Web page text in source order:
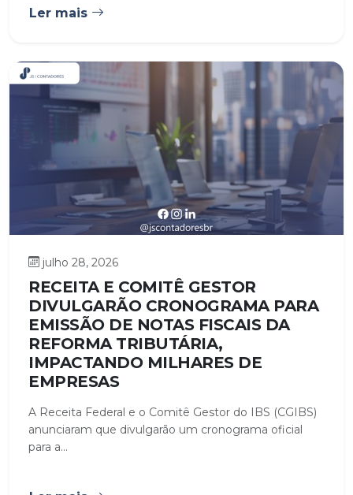
Ler mais
julho 28, 2026
RECEITA E COMITÊ GESTOR
DIVULGARÃO CRONOGRAMA PARA
EMISSÃO DE NOTAS FISCAIS DA
REFORMA TRIBUTÁRIA,
IMPACTANDO MILHARES DE
EMPRESAS
A Receita Federal e o Comitê Gestor do IBS (CGIBS)
anunciaram que divulgarão um cronograma oficial
para a...